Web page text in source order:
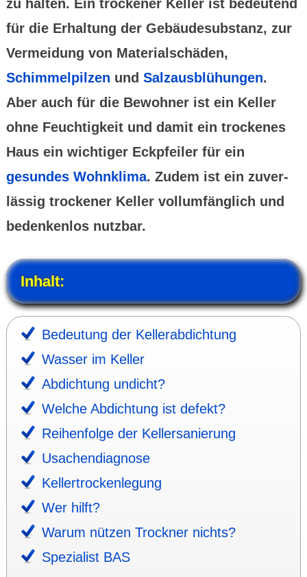
zu halten. Ein trockener Keller ist bedeu­tend
für die Erhal­tung der Gebäude­substanz, zur
Vermei­dung von Material­schäden,
Schimmel­pilzen und Salz­aus­blü­hungen.
Aber auch für die Bewohner ist ein Keller
ohne Feuchtig­keit und damit ein trockenes
Haus ein wichtiger Eck­pfeiler für ein
gesundes Wohn­klima. Zudem ist ein zuver­
lässig trockener Keller vollum­fänglich und
beden­kenlos nutz­bar.
Inhalt:
Bedeu­tung der Keller­abdich­tung
Wasser im Keller
Abdich­tung undicht?
Welche Abdich­tung ist defekt?
Reihen­folge der Keller­sanie­rung
Usachen­dia­gnose
Keller­trocken­legung
Wer hilft?
Warum nützen Trockner nichts?
Spezialist BAS